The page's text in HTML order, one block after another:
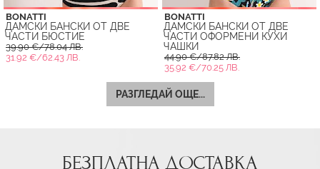
BONATTI
ДАМСКИ БАНСКИ ОТ ДВЕ
ЧАСТИ БЮСТИЕ
39.90 €/78.04 ЛВ.
31.92 €/62.43 ЛВ.
BONATTI
ДАМСКИ БАНСКИ ОТ ДВЕ
ЧАСТИ ОФОРМЕНИ КУХИ
ЧАШКИ
44.90 €/87.82 ЛВ.
35.92 €/70.25 ЛВ.
РАЗГЛЕДАЙ ОЩЕ...
БЕЗПЛАТНА ДОСТАВКА